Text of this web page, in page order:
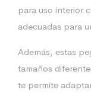
para uso interior
adecuadas para
Además, estas
tamaños
te permite